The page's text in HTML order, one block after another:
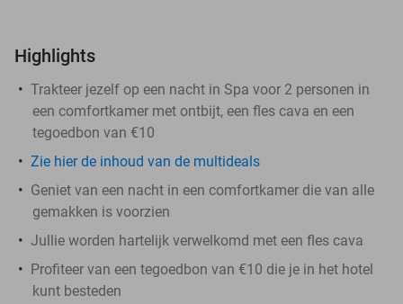
Highlights
Trakteer jezelf op een nacht in Spa voor 2 personen in
een comfortkamer met ontbijt, een fles cava en een
tegoedbon van €10
Zie hier de inhoud van de multideals
Geniet van een nacht in een comfortkamer die van alle
gemakken is voorzien
Jullie worden hartelijk verwelkomd met een fles cava
Profiteer van een tegoedbon van €10 die je in het hotel
kunt besteden